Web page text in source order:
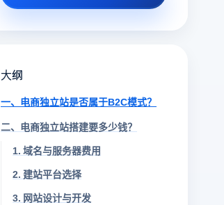
大纲
一、电商独立站是否属于B2C模式？
二、电商独立站搭建要多少钱？
1. 域名与服务器费用
2. 建站平台选择
3. 网站设计与开发